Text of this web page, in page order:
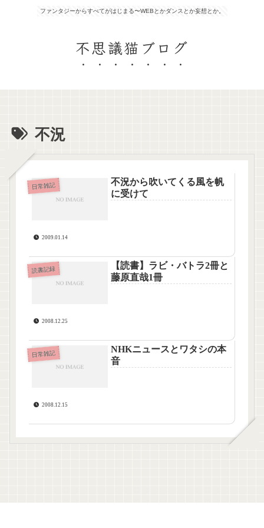
ファンタジーからすべてがはじまる〜WEBとかダンスとか妄想とか。
不思議猫ブログ
不況
日常雑記
不況から吹いてくる風を帆
に受けて
2009.01.14
読書記録
【読書】ラビ・バトラ2冊と
藤原直哉1冊
2008.12.25
日常雑記
NHKニュースとワタシの本
音
2008.12.15